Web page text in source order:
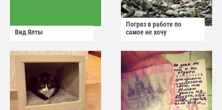
Вид Ялты
Погряз в работе по
самое не хочу